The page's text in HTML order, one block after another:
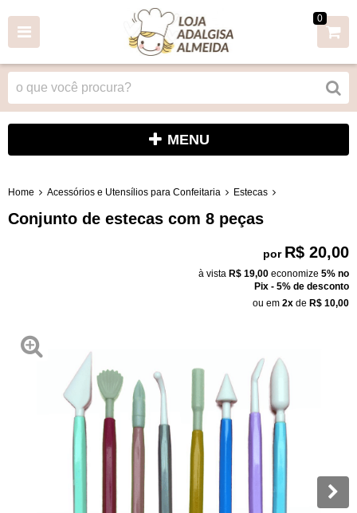
0
MENU
Home Acessórios e Utensílios para Confeitaria Estecas
Conjunto de estecas com 8 peças
por R$ 20,00
à vista R$ 19,00 economize 5% no
Pix - 5% de desconto
ou em 2x de R$ 10,00